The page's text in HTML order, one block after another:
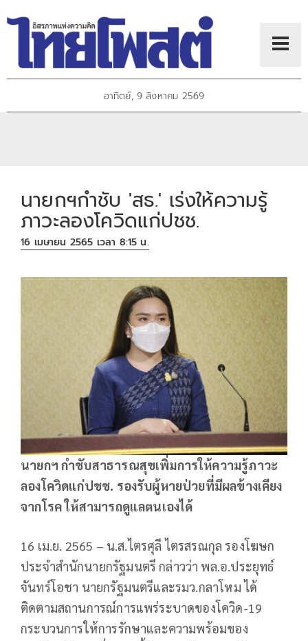
อาทิตย์, 9 สิงหาคม 2569
นายกฯกำชับ 'สธ.' เร่งให้ความรู้
ภาวะลองโควิดแก่ปชช.
16 เมษายน 2565 เวลา 8:15 น.
นายกฯ กำชับสาธารณสุขเพิ่มการให้ความรู้ภาวะ
ลองโควิดแก่ปชช. รองรับผู้หายป่วยที่มีผลข้างเคียง
จากโรค ให้สามารถดูแลตนเองได้
16 เม.ย. 2565 – น.ส.ไตรศุลี ไตรสรณกุล รองโฆษก
ประจำสำนักนายกรัฐมนตรี กล่าวว่า พล.อ.ประยุทธ์
จันทร์โอชา นายกรัฐมนตรีและรมว.กลาโหม ได้
ติดตามสถานการณ์การแพร่ระบาดของโควิด-19
กระบวนการให้การรักษาและความพร้อมของ